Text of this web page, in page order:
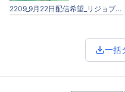
2209_9月22日配信希望_リジョブ_記事原稿_検索キーワードランキング_画像.png
一括